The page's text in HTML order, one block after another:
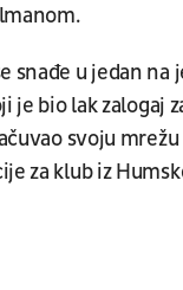
snađe u jedan na
je bio lak zalogaj
svoju mrežu
za klub iz